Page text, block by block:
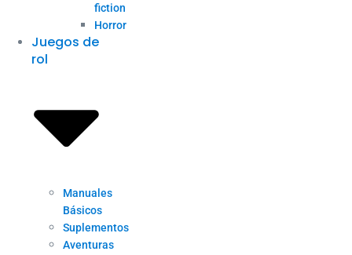
fiction
Horror
Juegos de
rol
Manuales
Básicos
Suplementos
Aventuras